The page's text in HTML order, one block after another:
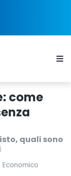
come
quali sono